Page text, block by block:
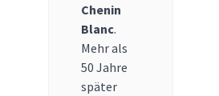
Chenin
Blanc.
Mehr als
50 Jahre
später